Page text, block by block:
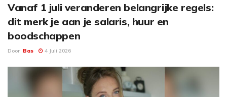
Vanaf 1 juli veranderen belangrijke regels:
dit merk je aan je salaris, huur en
boodschappen
Door Bas 4 Juli 2026